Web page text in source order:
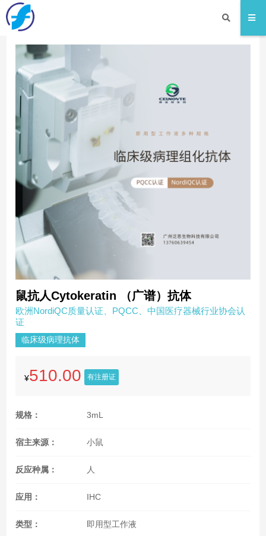
鼠抗人Cytokeratin （广谱）抗体
欧洲NordiQC质量认证、PQCC、中国医疗器械行业协会认
证
临床级病理抗体
¥510.00 有注册证
规格： 3mL
宿主来源： 小鼠
反应种属： 人
应用： IHC
类型： 即用型工作液